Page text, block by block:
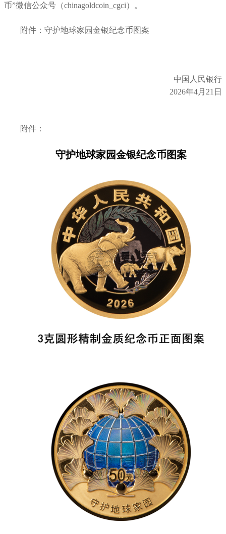
币”微信公众号（chinagoldcoin_cgci）。
附件：守护地球家园金银纪念币图案
中国人民银行
2026年4月21日
附件：
守护地球家园金银纪念币图案